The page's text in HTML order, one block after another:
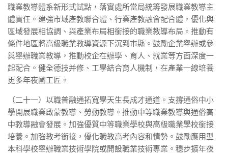
職業教導體系新形式試點，落實處所當局統籌發展職業教導主
體責任。建強市域產教聯合體、行業產教融會配合體，優化與
區域發展相協調、與產業布局相銜接的職業教導布局。推動有
條件地區將高級職業教導資源下沉到市縣。鼓勵企業舉辦或參
與舉辦職業教導，推動校企在辦學、育人、就業等方面深度一
起配合。健全德技并修、工學結合育人機制，在產業一線培養
更多年夜國工匠。
（二十一）以職普融通拓寬學天生長成才通道。支撐通俗中小
學開展職業啟蒙教導、勞動教導。推動中等職業教導與通俗高
中教導融會發展。加強優質中等職業學校與高級職業學校銜接
培養。加強教考銜接，優化職教高考內容和情勢。鼓勵應用型
本科學校舉辦職業技術學院或開設職業技術專業。穩步擴年夜